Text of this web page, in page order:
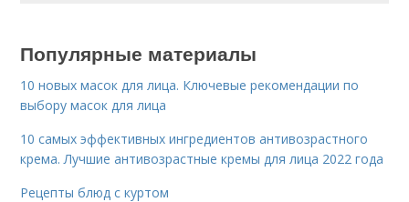
Популярные материалы
10 новых масок для лица. Ключевые рекомендации по
выбору масок для лица
10 самых эффективных ингредиентов антивозрастного
крема. Лучшие антивозрастные кремы для лица 2022 года
Рецепты блюд с куртом